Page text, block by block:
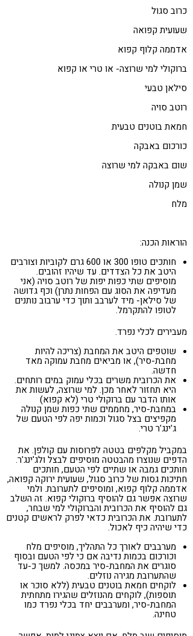
כרוב סגול
שעועית קפואה
אדממה קלוף קפוא
ברוקולי למי שרוצה- או טרי או קפוא
סילאן טבעי
רוטב סויה
חמאת בוטנים טבעית
כורכום באבקה
שום באבקה למי שרוצה
שמן קנולה
מלח
הוראות הכנה:
חותכים טופו 300 או 600 גרם לקוביות וצורבים
היטב את כל הצדדים. עד שיהיו זהובים.
מוסיפים שתי כפות יפות של רוטב סויה (אני
מעדיפה את הסוג עם הפחות נתרן) וכף גדושה
של סילאן- מיד לערבב ותוך כדי ערבוב נותנים
לטופו להתקרמל.
מעבירים לכלי נפרד.
שוטפים היטב את המחבת (צריכה להיות
מחבת-סיר), או מביאים מחבת עמוקה מאד
חדשה.
את הכרובית משרים בכלי עמוק במים רותחים.
היא תחזור לאחר מכן. למי שרוצה, לעשות את
אותו הדבר עם ברוקולי טרי (לא קפוא)
במחבת-סיר, מחממים שתי כפות שמן קנולה
מקפיצים בצל סגול וכמות יפה לפי הטעם של
ג'ינג'ר טרי.
במקביל מקלפים בטטה לפרוסות עם קולפן. את
הדפים שנוצרו מהבטטה מוסיפים לבצל ולג'ינג'ר.
חותכים גמבה או שתיים לפי הטעם, חותכים
חתיכות גסות של כרוב סגול, שעועית ירוקה קפואה,
אדממה קלוף קפוא, ומוסיפים לתערובת. ולמי
שרוצה אפשר גם להוסיף ברוקולי קפוא. זה השלב
גם להוסיף את הכרובית והברוקולי למי שבחר,
לתערובת. את הכרובית כדאי לפרק לראשים קטנים
כדי שיהיה כיף לאכול.
מערבבים לאורך כל התהליך, מוסיפים מלח
וכורכום בכמות נדיבה אם כי לפי הטעם ובסוף
סוגרים את המחבת-סיר במכסה. למשך כ-עד
שהתערובת מגירה נוזלים.
לוקחים חמאת בוטנים טבעית (ללא סוכר או
תוספות), לוקחים מהנוזלים שהגירו מתחתית
המחבת-סיר, ומערבבים יחד בכלי נפרד כמו
טחינה.